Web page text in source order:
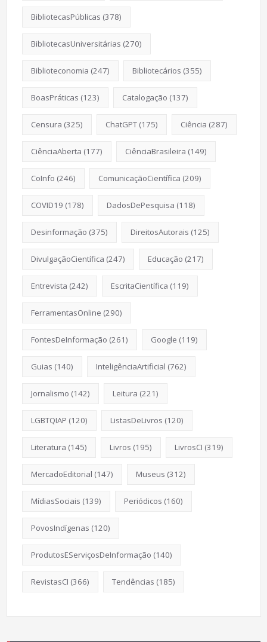
BibliotecasPúblicas (378)
BibliotecasUniversitárias (270)
Biblioteconomia (247) Bibliotecários (355)
BoasPráticas (123) Catalogação (137)
Censura (325) ChatGPT(175) Ciência (287)
CiênciaAberta (177) CiênciaBrasileira (149)
CoInfo (246) ComunicaçãoCientífica (209)
COVID19 (178) DadosDePesquisa (118)
Desinformação (375) DireitosAutorais (125)
DivulgaçãoCientífica (247) Educação (217)
Entrevista (242) EscritaCientífica (119)
FerramentasOnline (290)
FontesDeInformação (261) Google (119)
Guias (140) InteligênciaArtificial (762)
Jornalismo (142) Leitura (221)
LGBTQIAP (120) ListasDeLivros (120)
Literatura (145) Livros (195) LivrosCI (319)
MercadoEditorial (147) Museus (312)
MídiasSociais (139) Periódicos (160)
PovosIndígenas (120)
ProdutosEServiçosDeInformação (140)
RevistasCI (366) Tendências (185)